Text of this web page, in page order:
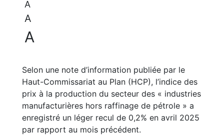
A
A
A
Selon une note d’information publiée par le
Haut-Commissariat au Plan (HCP), l’indice des
prix à la production du secteur des « industries
manufacturières hors raffinage de pétrole » a
enregistré un léger recul de 0,2% en avril 2025
par rapport au mois précédent.